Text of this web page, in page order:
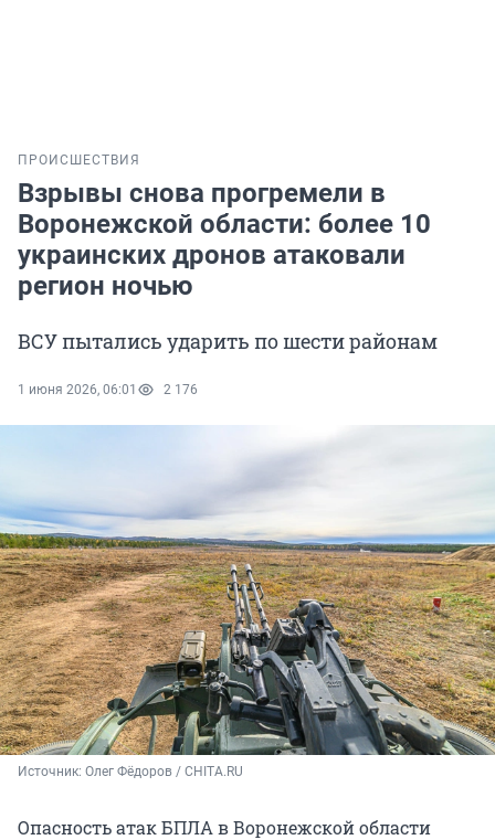
ПРОИСШЕСТВИЯ
Взрывы снова прогремели в
Воронежской области: более 10
украинских дронов атаковали
регион ночью
ВСУ пытались ударить по шести районам
1 июня 2026, 06:01 2 176
Источник: Олег Фёдоров / CHITA.RU
Опасность атак БПЛА в Воронежской области